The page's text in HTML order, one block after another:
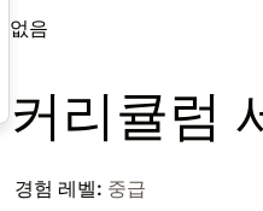
없음
커리큘럼
경험 레벨: 중급